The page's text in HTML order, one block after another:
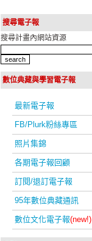
搜尋電子報
搜尋計畫內網站資源
數位典藏與學習電子報
最新電子報
FB/Plurk粉絲專區
照片集錦
各期電子報回顧
訂閱/退訂電子報
95年數位典藏通訊
數位文化電子報(new!)